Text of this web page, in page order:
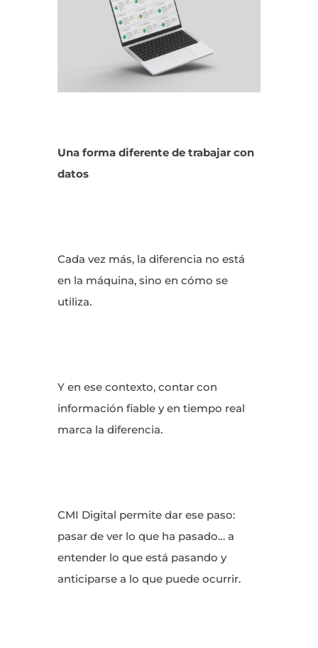
Una forma diferente de trabajar con
datos
Cada vez más, la diferencia no está
en la máquina, sino en cómo se
utiliza.
Y en ese contexto, contar con
información fiable y en tiempo real
marca la diferencia.
CMI Digital permite dar ese paso:
pasar de ver lo que ha pasado… a
entender lo que está pasando y
anticiparse a lo que puede ocurrir.